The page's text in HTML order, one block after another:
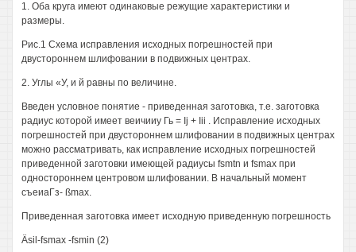
1. Оба круга имеют одинаковые режущие характеристики и
размеры.
Рис.1 Схема исправления исходных погрешностей при
двустороннем шлифовании в подвижных центрах.
2. Углы «У, и й равны по величине.
Введен условное понятие - приведенная заготовка, т.е. заготовка
радиус которой имеет веичииу Гь = Ij + Iii . Исправление исходных
погрешностей при двустороннем шлифовании в подвижных центрах
можно рассматривать, как исправление исходных погрешностей
приведенной заготовки имеющей радиусы fsmtn и fsmax при
одностороннем центровом шлифовании. В начальный момент
съеиаГз- ßmax.
Приведенная заготовка имеет исходную приведенную погрешность
Äsil-fsmax -fsmin (2)